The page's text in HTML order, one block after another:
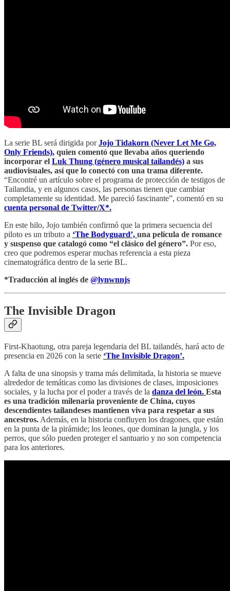
La serie BL será dirigida porJojo Tidakorn (Never Let Me Go,
Only Friends), quien comentó que llevaba años queriendo
incorporar el Luk Thung (género musical tailandés) a sus
audiovisuales, así que lo conectó con una trama diferente.
“Encontré un artículo sobre el programa de protección de testigos de
Tailandia, y en algunos casos, las personas tienen que cambiar
completamente su identidad. Me pareció fascinante”, comentó en su
cuenta personal de Twitter/X*.
En este hilo, Jojo también confirmó que la primera secuencia del
piloto es un tributo a ‘The Bodyguard’, una película de romance
y suspenso que catalogó como “el clásico del género”. Por eso,
creo que podremos esperar muchas referencia a esta pieza
cinematográfica dentro de la serie BL.
*Traducción al inglés de @lynwnnjs
The Invisible Dragon
First-Khaotung, otra pareja legendaria del BL tailandés, hará acto de
presencia en 2026 con la serie ‘The Invisible Dragon’.
A falta de una sinopsis y trama más delimitada, la historia se mueve
alrededor de temáticas como las divisiones de clases, imposiciones
sociales, y la lucha por el poder a través de la danza del león. Esta
es una tradición milenaria proveniente de China, cuyos
descendientes tailandeses mantienen viva para respetar a sus
ancestros. Además, en la historia confluyen los dragones, que están
en la punta de la pirámide; los leones, que dominan la jungla, y los
perros, que sólo pueden proteger el santuario y no son competencia
para los anteriores.